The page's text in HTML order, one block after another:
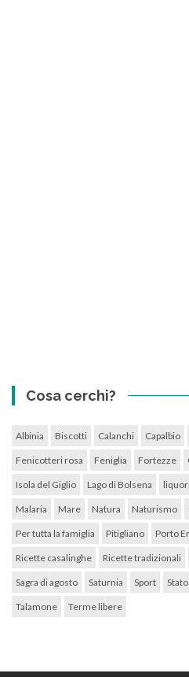
Cosa cerchi?
Albinia Biscotti Calanchi Capalbio
Fenicotteri rosa Feniglia Fortezze
Isola del Giglio Lago di Bolsena
Malaria Mare Natura Naturismo
Per tutta la famiglia Pitigliano Porto
Ricette casalinghe Ricette tradizionali
Sagra di agosto Saturnia Sport
Talamone Terme libere